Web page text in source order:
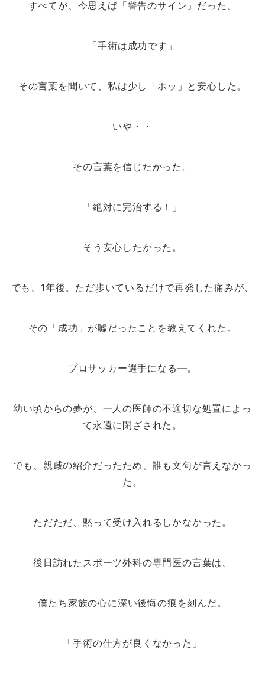
すべてが、今思えば「警告のサイン」だった。
「手術は成功です」
その言葉を聞いて、私は少し「ホッ」と安心した。
いや・・
その言葉を信じたかった。
「絶対に完治する！」
そう安心したかった。
でも、1年後。ただ歩いているだけで再発した痛みが、
その「成功」が嘘だったことを教えてくれた。
プロサッカー選手になる—。
幼い頃からの夢が、一人の医師の不適切な処置によっ
て永遠に閉ざされた。
でも、親戚の紹介だったため、誰も文句が言えなかっ
た。
ただただ、黙って受け入れるしかなかった。
後日訪れたスポーツ外科の専門医の言葉は、
僕たち家族の心に深い後悔の痕を刻んだ。
「手術の仕方が良くなかった」